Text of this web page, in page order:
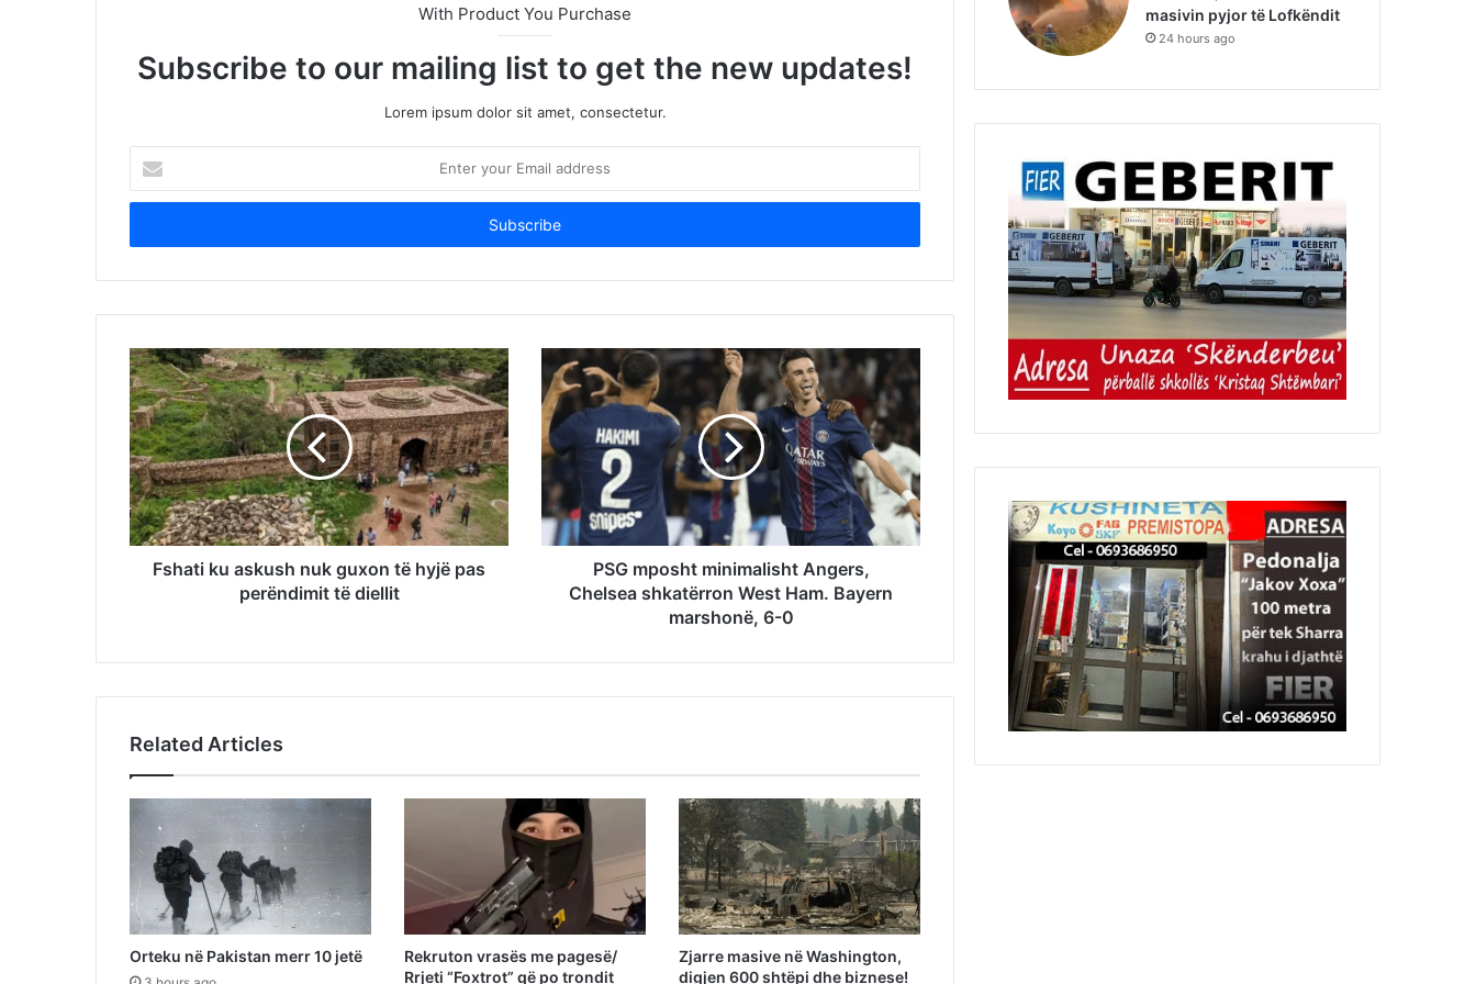
With Product You Purchase
Subscribe to our mailing list to get the new updates!
Lorem ipsum dolor sit amet, consectetur.
your
Email
Fshati ku askush nuk guxon të hyjë pas
perëndimit të diellit
PSG mposht minimalisht Angers,
Chelsea shkatërron West Ham. Bayern
marshonë, 6-0
Related Articles
Orteku në Pakistan merr 10 jetë
Rekruton vrasës me pagesë/
Rrjeti “Foxtrot” që po trondit
Zjarre masive në Washington,
digjen 600 shtëpi dhe biznese!
masivin pyjor të Lofkëndit
24 hours ago